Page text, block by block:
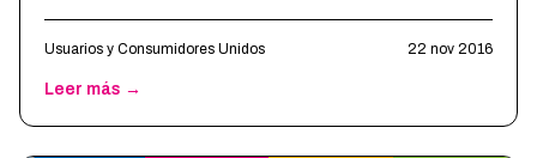
Usuarios y Consumidores Unidos 22 nov 2016
Leer más →